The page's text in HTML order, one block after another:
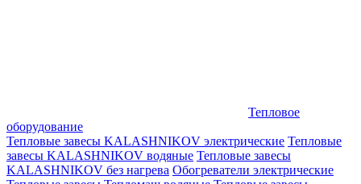
Тепловое
оборудование
Тепловые завесы KALASHNIKOV электрические Тепловые
завесы KALASHNIKOV водяные Тепловые завесы
KALASHNIKOV без нагрева Обогреватели электрические